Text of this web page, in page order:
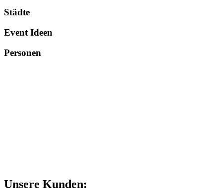
Städte
Event Ideen
Personen
Unsere Kunden: